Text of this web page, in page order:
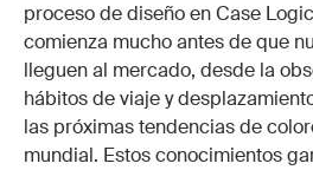
proceso de diseño en Case
comienza mucho antes de que
lleguen al mercado, desde la
hábitos de viaje y
las próximas tendencias de
mundial. Estos conocimientos